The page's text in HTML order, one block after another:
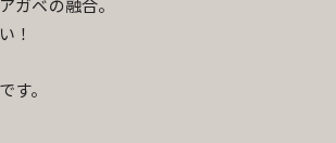
ガベの融合。
！
す。